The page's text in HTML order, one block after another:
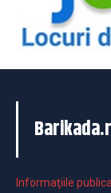
Informaţiile